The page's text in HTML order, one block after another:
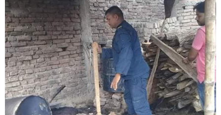
बागमती
कर्णाली
सुदूरपश्चिम
मधेश
विशेष
राजनीति